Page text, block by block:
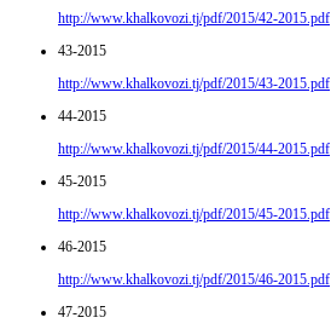
http://www.khalkovozi.tj/pdf/2015/42-2015.pdf
43-2015
http://www.khalkovozi.tj/pdf/2015/43-2015.pdf
44-2015
http://www.khalkovozi.tj/pdf/2015/44-2015.pdf
45-2015
http://www.khalkovozi.tj/pdf/2015/45-2015.pdf
46-2015
http://www.khalkovozi.tj/pdf/2015/46-2015.pdf
47-2015